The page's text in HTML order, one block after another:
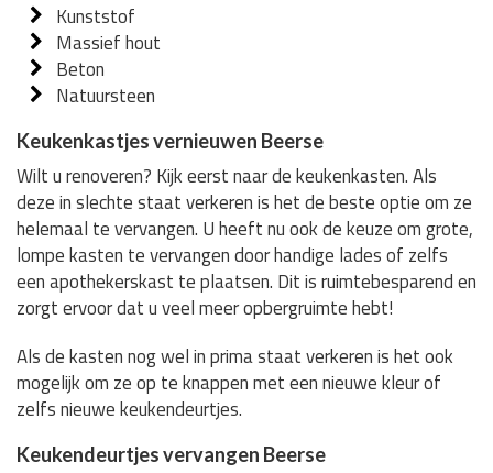
Kunststof
Massief hout
Beton
Natuursteen
Keukenkastjes vernieuwen Beerse
Wilt u renoveren? Kijk eerst naar de keukenkasten. Als
deze in slechte staat verkeren is het de beste optie om ze
helemaal te vervangen. U heeft nu ook de keuze om grote,
lompe kasten te vervangen door handige lades of zelfs
een apothekerskast te plaatsen. Dit is ruimtebesparend en
zorgt ervoor dat u veel meer opbergruimte hebt!
Als de kasten nog wel in prima staat verkeren is het ook
mogelijk om ze op te knappen met een nieuwe kleur of
zelfs nieuwe keukendeurtjes.
Keukendeurtjes vervangen Beerse